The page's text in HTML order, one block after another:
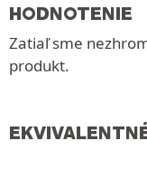
HODNOTENIE
Zatiaľ sme
produkt.